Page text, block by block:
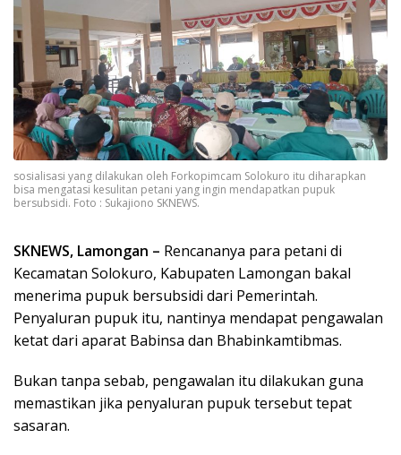
sosialisasi yang dilakukan oleh Forkopimcam Solokuro itu diharapkan
bisa mengatasi kesulitan petani yang ingin mendapatkan pupuk
bersubsidi. Foto : Sukajiono SKNEWS.
SKNEWS, Lamongan – Rencananya para petani di
Kecamatan Solokuro, Kabupaten Lamongan bakal
menerima pupuk bersubsidi dari Pemerintah.
Penyaluran pupuk itu, nantinya mendapat pengawalan
ketat dari aparat Babinsa dan Bhabinkamtibmas.
Bukan tanpa sebab, pengawalan itu dilakukan guna
memastikan jika penyaluran pupuk tersebut tepat
sasaran.